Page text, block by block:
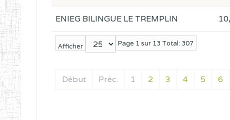
Afficher Page 1 sur 13 Total: 307
Début Préc. 1 2 3 4 5 6
ENIEG BILINGUE LE TREMPLIN